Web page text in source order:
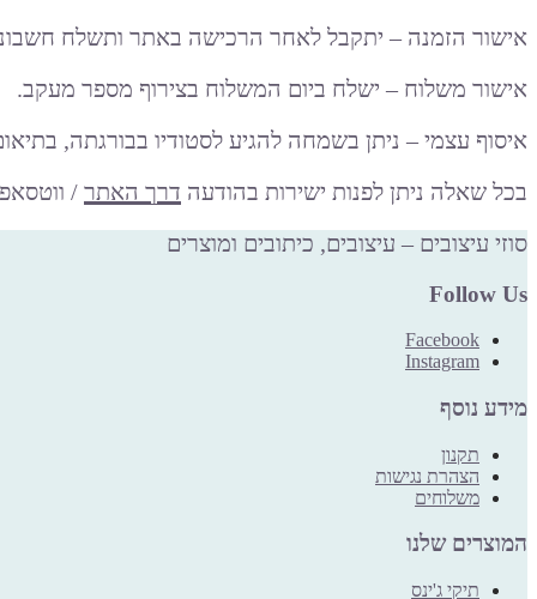
אישור הזמנה – יתקבל לאחר הרכישה באתר ותשלח
אישור משלוח – ישלח ביום המשלוח בצירוף מספר מעקב.
איסוף עצמי – ניתן בשמחה להגיע לסטודיו בבורגתה,
בכל שאלה ניתן לפנות ישירות בהודעה דרך האתר / ווטסאפ
סוזי עיצובים – עיצובים, כיתובים ומוצרים
Follow Us
Facebook
Instagram
מידע נוסף
תקנון
הצהרת נגישות
משלוחים
המוצרים שלנו
תיקי ג'ינס